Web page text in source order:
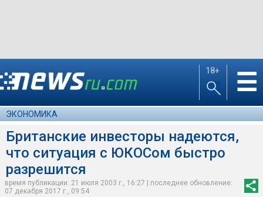
18+ ☰
ЭКОНОМИКА
Британские инвесторы надеются,
что ситуация с ЮКОСом быстро
разрешится
время публикации: 21 июля 2003 г., 16:27 | последнее обновление:
07 декабря 2017 г., 09:54